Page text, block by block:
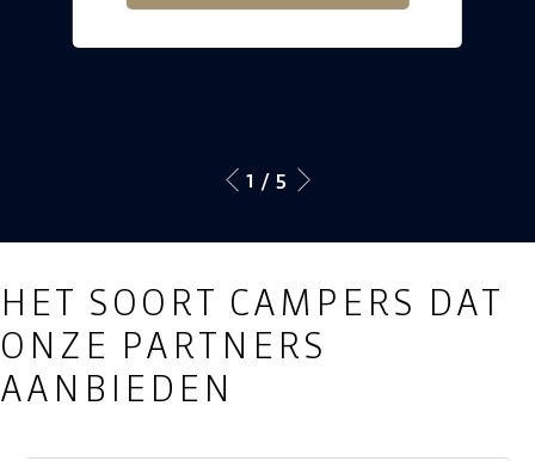
1 / 5
HET SOORT CAMPERS DAT
ONZE PARTNERS
AANBIEDEN